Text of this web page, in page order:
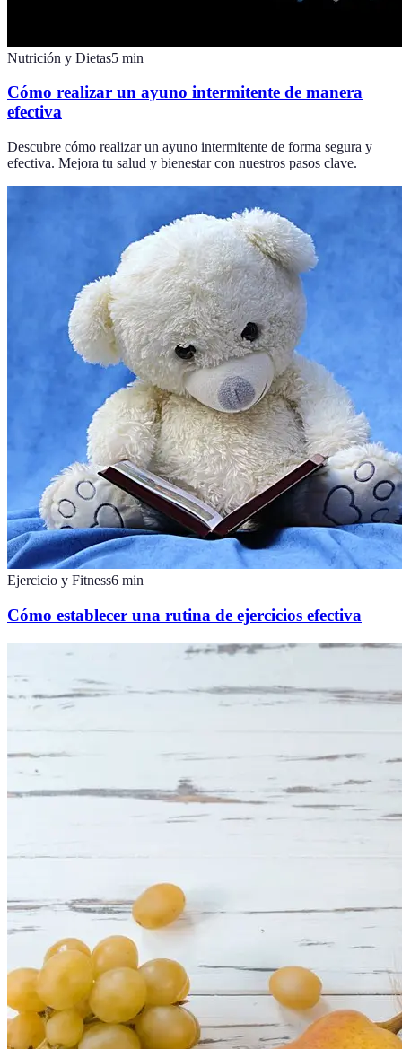
Nutrición y Dietas5 min
Cómo realizar un ayuno intermitente de manera
efectiva
Descubre cómo realizar un ayuno intermitente de forma segura y
efectiva. Mejora tu salud y bienestar con nuestros pasos clave.
Ejercicio y Fitness6 min
Cómo establecer una rutina de ejercicios efectiva